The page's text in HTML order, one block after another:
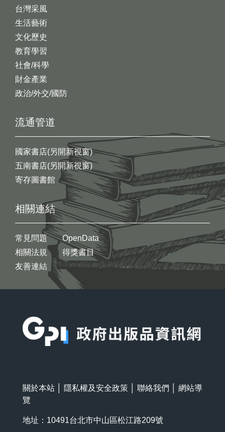
台灣采風
生活藝術
文化歷史
教育學習
社會/科學
財金產業
政治/外交/國防
流通管道
國家書店(另開新視窗)
五南書店(另開新視窗)
寄存圖書館
相關連結
常見問題
相關法規
友善連結
OpenData
得獎書目
關於本站 隱私權及安全政策 聯絡我們
網站導
覽
地址：10491台北市中山區松江路209號